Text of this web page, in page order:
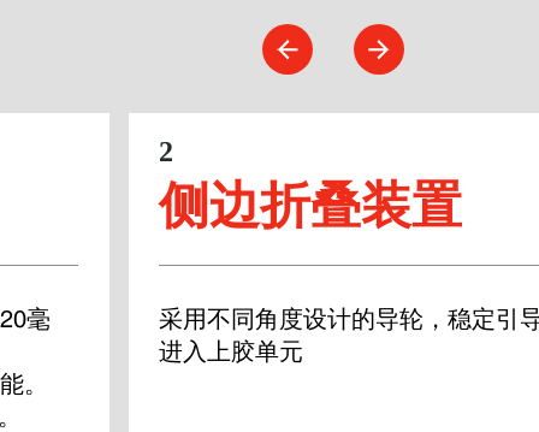
毫
。
2
侧边折叠装置
采用不同角度设计的导轮，稳定引
进入上胶单元